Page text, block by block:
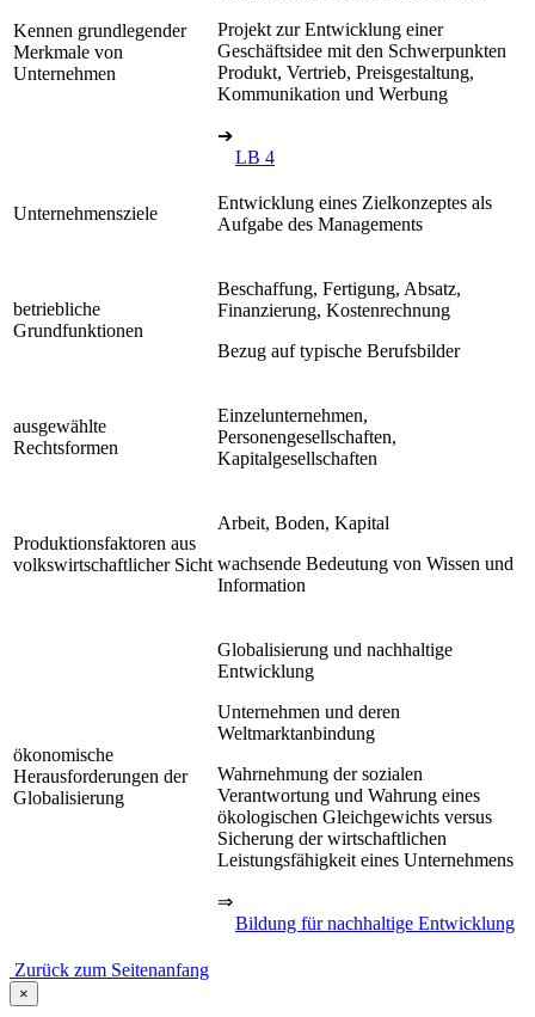
Kennen grundlegender
Merkmale von
Unternehmen
Projekt zur Entwicklung einer
Geschäftsidee mit den Schwerpunkten
Produkt, Vertrieb, Preisgestaltung,
Kommunikation und Werbung
➔
LB 4
Unternehmensziele
Entwicklung eines Zielkonzeptes als
Aufgabe des Managements
betriebliche
Grundfunktionen
Beschaffung, Fertigung, Absatz,
Finanzierung, Kostenrechnung
Bezug auf typische Berufsbilder
ausgewählte
Rechtsformen
Einzelunternehmen,
Personengesellschaften,
Kapitalgesellschaften
Produktionsfaktoren aus
volkswirtschaftlicher Sicht
Arbeit, Boden, Kapital
wachsende Bedeutung von Wissen und
Information
ökonomische
Herausforderungen der
Globalisierung
Globalisierung und nachhaltige
Entwicklung
Unternehmen und deren
Weltmarktanbindung
Wahrnehmung der sozialen
Verantwortung und Wahrung eines
ökologischen Gleichgewichts versus
Sicherung der wirtschaftlichen
Leistungsfähigkeit eines Unternehmens
⇒
Bildung für nachhaltige Entwicklung
Zurück zum Seitenanfang
×